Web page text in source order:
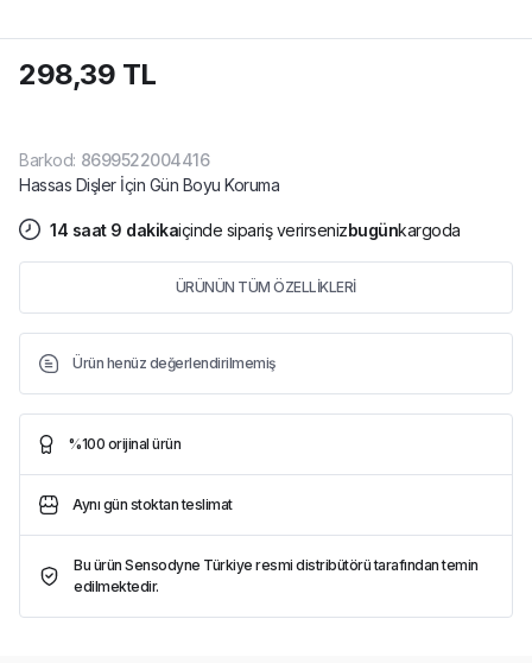
298,39 TL
Barkod: 8699522004416
Hassas Dişler İçin Gün Boyu Koruma
14 saat 9 dakikaiçinde sipariş verirsenizbugünkargoda
ÜRÜNÜN TÜM ÖZELLİKLERİ
Ürün henüz değerlendirilmemiş
%100 orijinal ürün
Aynı gün stoktan teslimat
Bu ürün Sensodyne Türkiye resmi distribütörü tarafından temin
edilmektedir.